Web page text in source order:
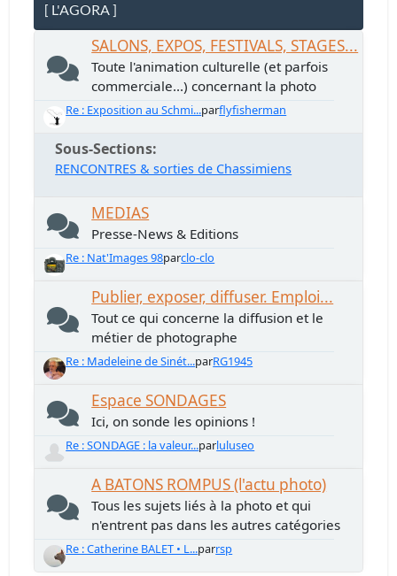
[ L'AGORA ]
SALONS, EXPOS, FESTIVALS, STAGES...
Toute l'animation culturelle (et parfois
commerciale...) concernant la photo
Re : Exposition au Schmi...parflyfisherman
Sous-Sections
RENCONTRES & sorties de Chassimiens
MEDIAS
Presse-News & Editions
Re : Nat'Images 98parclo-clo
Publier, exposer, diffuser. Emploi...
Tout ce qui concerne la diffusion et le
métier de photographe
Re : Madeleine de Sinét...parRG1945
Espace SONDAGES
Ici, on sonde les opinions !
Re : SONDAGE : la valeur...parluluseo
A BATONS ROMPUS (l'actu photo)
Tous les sujets liés à la photo et qui
n'entrent pas dans les autres catégories
Re : Catherine BALET • L...parrsp